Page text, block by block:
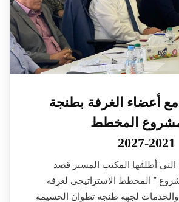
أعضاء الغرفة بطنجة
المخطط
التي أطلقها المكتب المسير قصد
” المخطط الاستراتيجي لغرفة
والخدمات لجهة طنجة تطوان الحسيمة